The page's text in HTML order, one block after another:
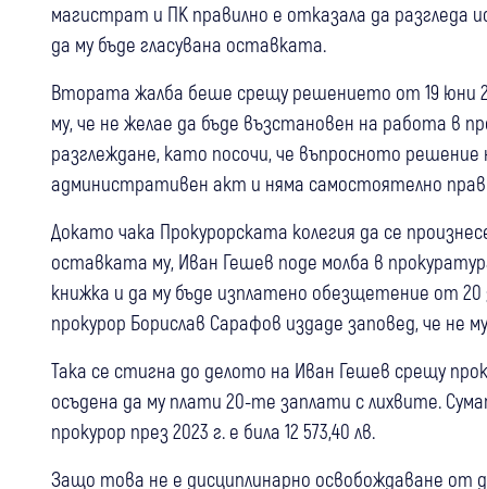
магистрат и ПК правилно е отказала да разгледа
да му бъде гласувана оставката.
Втората жалба беше срещу решението от 19 юни
му, че не желае да бъде възстановен на работа в
разглеждане, като посочи, че въпросното
административен акт и няма самостоятелно
Докато чака Прокурорската колегия да се
оставката му, Иван Гешев поде молба в
книжка и да му бъде изплатено обезщетение от
прокурор Борислав Сарафов издаде заповед, че не
Така се стигна до делото на Иван Гешев срещу
осъдена да му плати 20-те заплати с лихвите.
прокурор през 2023 г. е била 12 573,40 лв.
Защо това не е дисциплинарно освобождаване от